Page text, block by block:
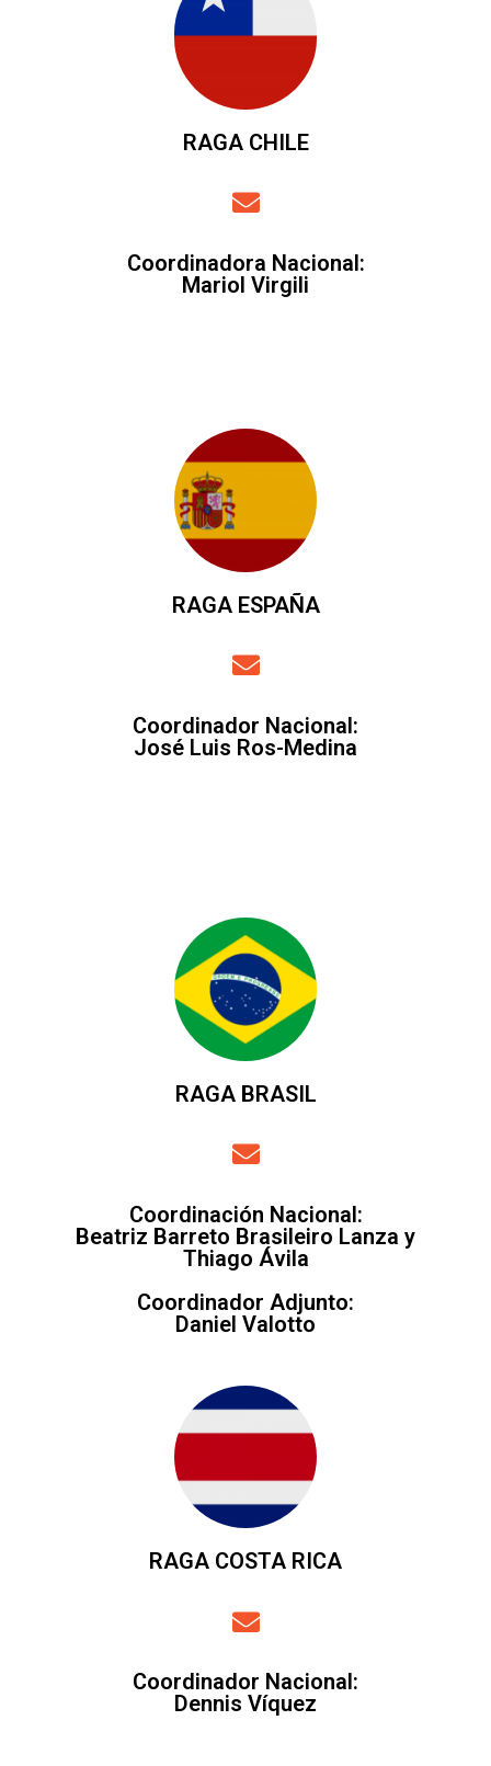
RAGA CHILE
Coordinadora Nacional:
Mariol Virgili
RAGA ESPAÑA
Coordinador Nacional:
José Luis Ros-Medina
RAGA BRASIL
Coordinación Nacional:
Beatriz Barreto Brasileiro Lanza y
Thiago Ávila
Coordinador Adjunto:
Daniel Valotto
RAGA COSTA RICA
Coordinador Nacional:
Dennis Víquez